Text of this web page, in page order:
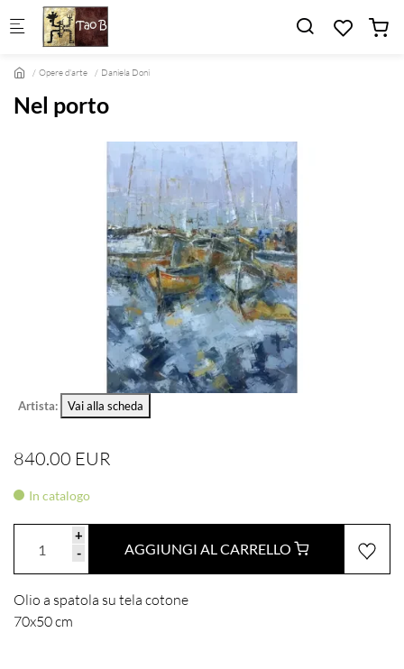
Skip to main content
Opere d'arte Daniela Doni
Nel porto
Artista: Vai alla scheda
840.00 EUR
In catalogo
+
-
AGGIUNGI AL CARRELLO
Olio a spatola su tela cotone
70x50 cm